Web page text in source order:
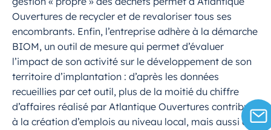
Ouvertures de recycler et de revaloriser tous ses
encombrants. Enfin, l’entreprise adhère à la démarche
BIOM, un outil de mesure qui permet d’évaluer
l’impact de son activité sur le développement de son
territoire d’implantation : d’après les données
recueillies par cet outil, plus de la moitié du chiffre
d’affaires réalisé par Atlantique Ouvertures contribue
à la création d’emplois au niveau local, mais aussi au